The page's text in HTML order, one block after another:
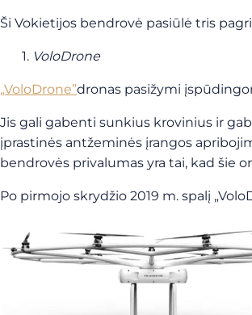
Ši Vokietijos bendrovė pasiūlė tris
VoloDrone
„VoloDrone”dronas pasižymi
Jis gali gabenti sunkius krovinius ir
įprastinės antžeminės įrangos
bendrovės privalumas yra tai, kad šie
Po pirmojo skrydžio 2019 m. spalį